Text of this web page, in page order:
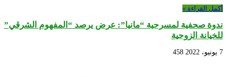
أكمل القراءة »
ندوة صحفية لمسرحية “مانيا”: عرض يرصد “المفهوم الشرقي”
للخيانة الزوجية
7 يونيو، 2022 458